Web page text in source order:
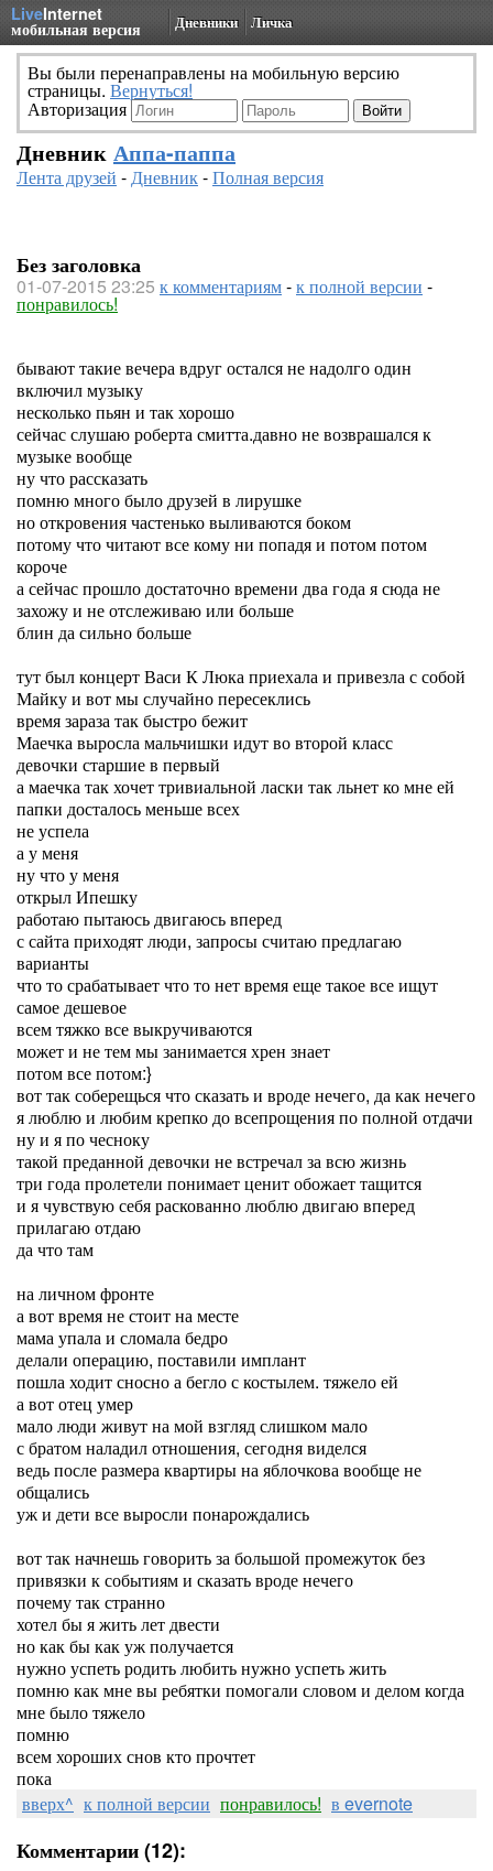
LiveInternet
мобильная версия Дневники Личка
Вы были перенаправлены на мобильную версию
страницы. Вернуться!
Авторизация
Дневник Аппа-паппа
Лента друзей -Дневник-Полная версия
Без заголовка
01-07-2015 23:25 к комментариям-к полной версии -
понравилось!
бывают такие вечера вдруг остался не надолго один
включил музыку
несколько пьян и так хорошо
сейчас слушаю роберта смитта.давно не возврашался к
музыке вообще
ну что рассказать
помню много было друзей в лирушке
но откровения частенько выливаются боком
потому что читают все кому ни попадя и потом потом
короче
а сейчас прошло достаточно времени два года я сюда не
захожу и не отслеживаю или больше
блин да сильно больше
тут был концерт Васи К Люка приехала и привезла с собой
Майку и вот мы случайно пересеклись
время зараза так быстро бежит
Маечка выросла мальчишки идут во второй класс
девочки старшие в первый
а маечка так хочет тривиальной ласки так льнет ко мне ей
папки досталось меньше всех
не успела
а у меня
ну что у меня
открыл Ипешку
работаю пытаюсь двигаюсь вперед
с сайта приходят люди, запросы считаю предлагаю
варианты
что то срабатывает что то нет время еще такое все ищут
самое дешевое
всем тяжко все выкручиваются
может и не тем мы занимается хрен знает
потом все потом:}
вот так соберещься что сказать и вроде нечего, да как нечего
я люблю и любим крепко до всепрощения по полной отдачи
ну и я по чесноку
такой преданной девочки не встречал за всю жизнь
три года пролетели понимает ценит обожает тащится
и я чувствую себя раскованно люблю двигаю вперед
прилагаю отдаю
да что там
на личном фронте
а вот время не стоит на месте
мама упала и сломала бедро
делали операцию, поставили имплант
пошла ходит сносно а бегло с костылем. тяжело ей
а вот отец умер
мало люди живут на мой взгляд слишком мало
с братом наладил отношения, сегодня виделся
ведь после размера квартиры на яблочкова вообще не
общались
уж и дети все выросли понарождались
вот так начнешь говорить за большой промежуток без
привязки к событиям и сказать вроде нечего
почему так странно
хотел бы я жить лет двести
но как бы как уж получается
нужно успеть родить любить нужно успеть жить
помню как мне вы ребятки помогали словом и делом когда
мне было тяжело
помню
всем хороших снов кто прочтет
пока
вверх^ к полной версии понравилось! в evernote
Комментарии (12):